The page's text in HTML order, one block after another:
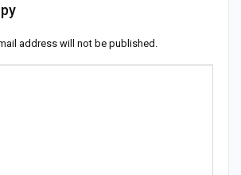
address will not be published.